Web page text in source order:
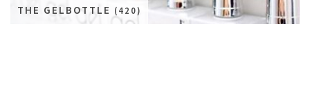
THE GELBOTTLE (420)